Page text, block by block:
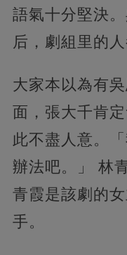
語氣十分堅決
后，劇組里的
大家本以為有
面，張大千肯
此不盡人意。
辦法吧。」 林
青霞是該劇的
手。